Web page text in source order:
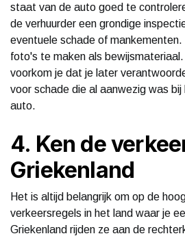
staat van de auto goed te
de verhuurder een grondige
eventuele schade of
foto's te maken als
voorkom je dat je later
voor schade die al aanwezig was
auto.
4. Ken de
Griekenland
Het is altijd belangrijk om op de
verkeersregels in het land waar je
Griekenland rijden ze aan de